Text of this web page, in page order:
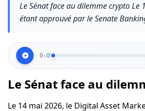
Le Sénat face au dilemme crypto
étant approuvé par le Senate
0:00
Le Sénat face au
Le 14 mai 2026, le Digital Asset